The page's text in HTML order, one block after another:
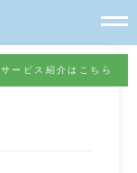
サービス紹介はこちら